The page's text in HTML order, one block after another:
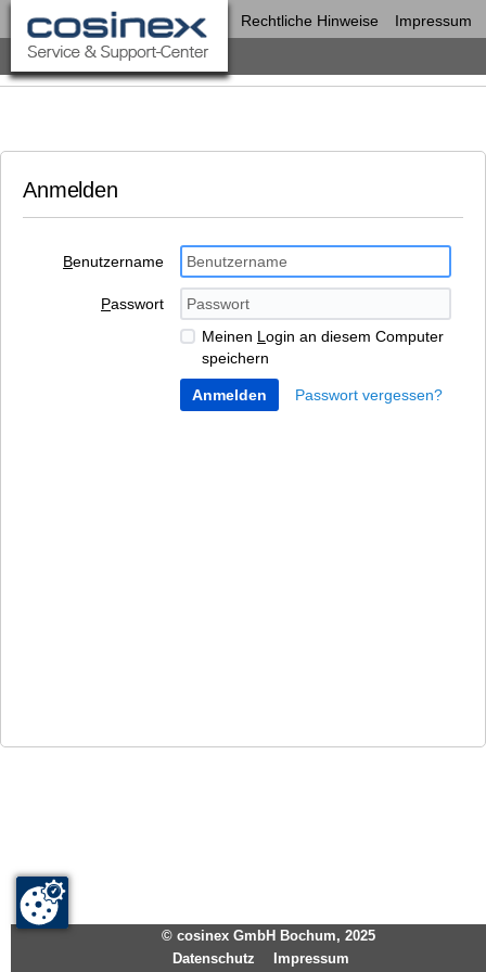
Rechtliche Hinweise Impressum
Anmelden
Benutzername
Passwort
Meinen L ogin an diesem Computer
speichern
Passwort vergessen?
© cosinex GmbH Bochum, 2025
Datenschutz
Impressum